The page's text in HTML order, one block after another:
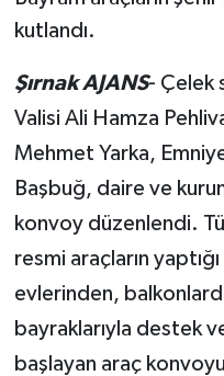
kutlandı.
Şırnak AJANS- Çelek
Valisi Ali Hamza
Mehmet Yarka,
Başbuğ, daire ve
konvoy düzenlendi.
resmi araçların
evlerinden,
bayraklarıyla destek
başlayan araç
Teknoloji
Yazarlar